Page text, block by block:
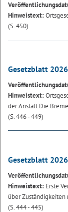
Hinweistext:
(S. 450)
Gesetzblatt
Hinweistext:
der Anstalt Die
(S. 446 - 449)
Gesetzblatt
Hinweistext: Erste
über
(S. 444 - 445)